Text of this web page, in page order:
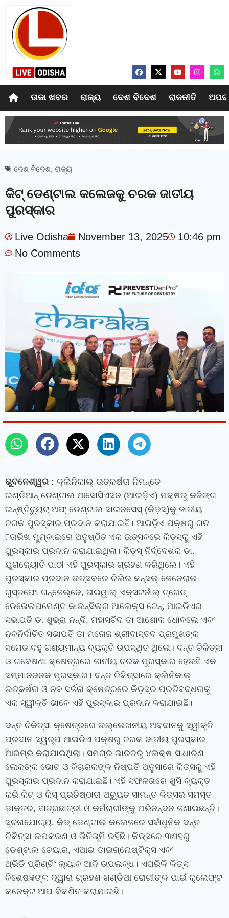
ତାଜା ଖବର ରାଜ୍ୟ ଦେଶ ବିଦେଶ ରାଜନୀତି
ଦେଶ ବିଦେଶ, ରାଜ୍ୟ
କିଟ୍ ଡେଣ୍ଟାଲ କଲେଜକୁ ଚରକ ଜାତୀୟ
ପୁରସ୍କାର
Live Odisha November 13, 2025
10:46 pm
No Comments
ଭୁବନେଶ୍ୱର : କ୍ଲିନିକାଲ୍ ଉତ୍କର୍ଷତା ନିମନ୍ତେ
ଇଣ୍ଡିଆନ୍ ଡେଣ୍ଟାଲ ଆସୋସିଏସନ (ଆଇଡ଼ିଏ) ପକ୍ଷରୁ କଳିଙ୍ଗ
ଇନ୍‌ଷ୍ଟିଚ୍ୟୁଟ୍ ଅଫ୍ ଡେଣ୍ଟାଲ ସାଇନସେସ୍‌ (କିଡ଼ସ୍‌)କୁ ଜାତୀୟ
ଚରକ ପୁରସ୍କାର ପ୍ରଦାନ କରାଯାଇଛି। ଆଇଡ଼ିଏ ପକ୍ଷରୁ ଗତ
୮ତାରିଖ ମୁମ୍ବାଇରେ ଅନୁଷ୍ଠିତ ଏକ ଉତ୍ସବରେ କିଡ଼ସ୍‌କୁ ଏହି
ପୁରସ୍କାର ପ୍ରଦାନ କରାଯାଇଥିଲା। କିଡ଼ସ୍ ନିର୍ଦ୍ଦେଶକ ଡା.
ଯୁଗଜ୍ୟୋତି ପାଠୀ ଏହି ପୁରସ୍କାର ଗ୍ରହଣ କରିଥିଲେ। ଏହି
ପୁରସ୍କାର ପ୍ରଦାନ ଉତ୍ସବରେ ଚିଲିର କନ୍‌ସଲ୍ ଜେନେରାଲ
ଗୁସ୍ତଫୋ ଗନ୍‌ଜେଲ୍‌ଜେ, ତାଇୱାଲ୍ ଏକ୍‌ସଟର୍ନାଲ୍ ଟ୍ରେଡ୍
ଡେଭେଲପମେଣ୍ଟ କାଉନ୍‌ସିଲ୍‌ର ଆଲେକ୍‌ସ ଚେନ୍‌, ଆଇଡିଏର
ସଭାପତି ଡା ଶୁଭ୍ରା ନନ୍ଦି, ମହାସଚିବ ଡା ଆଶୋକ ଧୋବଲେ ଏବଂ
ନବନିର୍ବାଚିତ ସଭାପତି ଡା ମନୋଜ ଶ୍ରୀବାସ୍ତବ ପ୍ରମୁଖଙ୍କ
ସମେତ ବହୁ ଗଣ୍ୟମାନ୍ୟ ବ୍ୟକ୍ତି ଉପସ୍ଥିତ ଥିଲେ। ଦନ୍ତ ଚିକିତ୍ସା
ଓ ଗବେଷଣା କ୍ଷେତ୍ରରେ ଜାତୀୟ ଚରକ ପୁରସ୍କାର ହେଉଛି ଏକ
ସମ୍ମାନଜନକ ପୁରସ୍କାର। ଦନ୍ତ ଚିକିତ୍ସାରେ କ୍ଲିନିକାଲ୍
ଉତ୍କର୍ଷତା ଓ ନବ ସର୍ଜନା କ୍ଷେତ୍ରରେ କିଡ଼ସ୍‌ର ପ୍ରତିବଦ୍ଧତାକୁ
ଏକ ସ୍ୱୀକୃତି ଭାବେ ଏହି ପୁରସ୍କାର ପ୍ରଦାନ କରାଯାଇଛି।
ଦନ୍ତ ଚିକିତ୍ସା କ୍ଷେତ୍ରରେ ଉଲ୍ଲେଖନୀୟ ଅବଦାନକୁ ସ୍ୱୀକୃତି
ପ୍ରଦାନ ସ୍ୱରୂପ ଆଇଡିଏ ପକ୍ଷରୁ ଚରକ ଜାତୀୟ ପୁରସ୍କାର
ଆରମ୍ଭ କରାଯାଇଥିଲା। ସମଗ୍ର ଭାରତରୁ ୪ଲକ୍ଷ ସାଧାରଣ
ଲୋକଙ୍କ ଭୋଟ ଓ ବିଚାରକଙ୍କ ନିଷ୍ପତି ଅନୁସାରେ କିଡ୍‌ସକୁ ଏହି
ପୁରସ୍କାର ପ୍ରଦାନ କରାଯାଇଛି। ଏହି ସଫଳତାରେ ଖୁସି ବ୍ୟକ୍ତ
କରି କିଟ୍ ଓ କିସ୍ ପ୍ରତିଷ୍ଠାତା ଅଚ୍ୟୁତ ସାମନ୍ତ କିଡ୍‌ସର ସମସ୍ତ
ଡାକ୍ତର, ଛାତ୍ରଛାତ୍ରୀ ଓ କର୍ମଚାରୀଙ୍କୁ ଅଭିନନ୍ଦନ ଜଣାଇଛନ୍ତି।
ସୂଚନାଯୋଗ୍ୟ, କିଡ୍ ଡେଣ୍ଟାଲ କଲେଜରେ ସର୍ବାଧୁନିକ ଦନ୍ତ
ଚିକିତ୍ସା ଉପକରଣ ଓ ଭିତିଭୂମି ରହିଛି। କିଡ୍‌ସରେ ୩ଶହରୁ
ଡେଣ୍ଟାଲ ଚେୟାର, ଏଆଇ ଡାଇଗ୍ନୋଷ୍ଟିକ୍‌ସ ଏବଂ
ଥ୍ରିଡି ପ୍ରିଣ୍ଟିଂ ଲ୍ୟାବ ଆଦି ଉପଲବ୍‌ଧ। ଏପରିକି କିଡ୍‌ସ
ବିଶେଷଜ୍ଞଙ୍କ ଦ୍ୱାରା ଗ୍ରହଣ ଖଣ୍ଡିଆ ରୋଗୀଙ୍କ ପାଇଁ କ୍ଲେଫ୍‌ଟ
କନେକ୍ଟ ଆପ ବିକଶିତ କରାଯାଇଛି।